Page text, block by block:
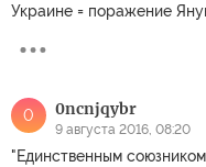
Украине = поражение
0 0ncnjqybr
9 августа 2016, 08:20
"Единственным